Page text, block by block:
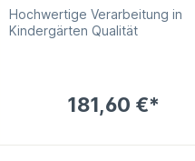
Hochwertige Verarbeitung in
Kindergärten Qualität
181,60 €*